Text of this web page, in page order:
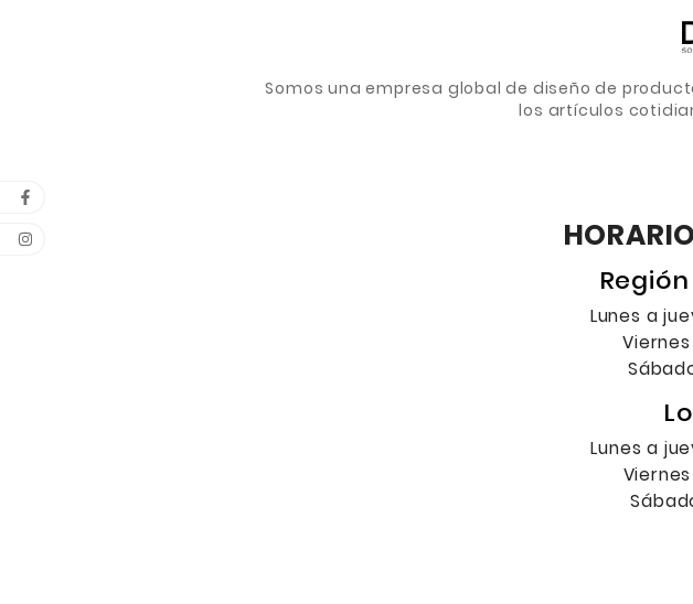
Somos una empresa global de diseño de
los artículos
Lunes a
Viernes
Lunes a